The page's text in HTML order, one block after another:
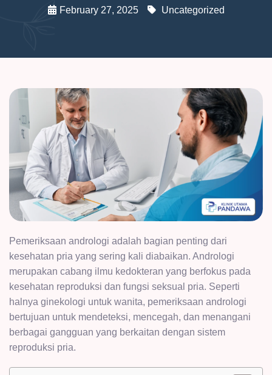
February 27, 2025 Uncategorized
Pemeriksaan andrologi adalah bagian penting dari
kesehatan pria yang sering kali diabaikan. Andrologi
merupakan cabang ilmu kedokteran yang berfokus pada
kesehatan reproduksi dan fungsi seksual pria. Seperti
halnya ginekologi untuk wanita, pemeriksaan andrologi
bertujuan untuk mendeteksi, mencegah, dan menangani
berbagai gangguan yang berkaitan dengan sistem
reproduksi pria.